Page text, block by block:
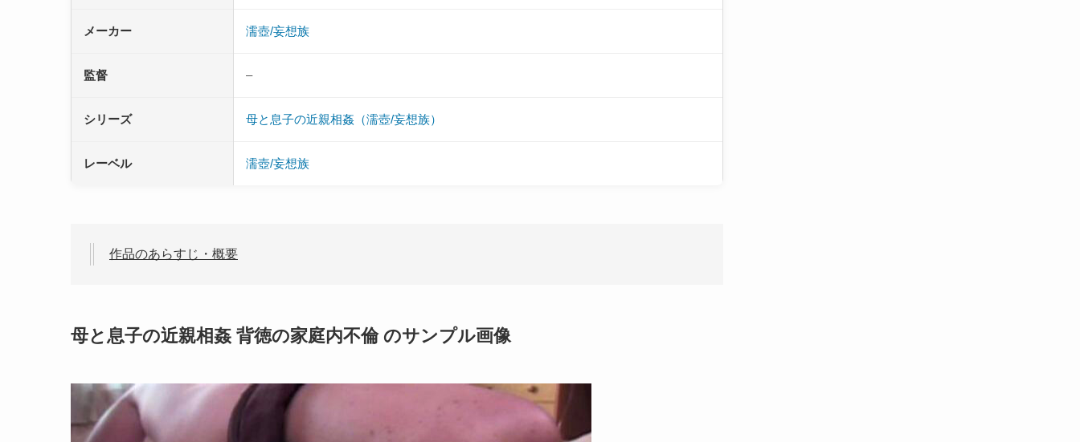
メーカー 濡壺/妄想族
監督 –
シリーズ 母と息子の近親相姦（濡壺/妄想族）
レーベル 濡壺/妄想族
作品のあらすじ・概要
母と息子の近親相姦 背徳の家庭内不倫 のサンプル画像